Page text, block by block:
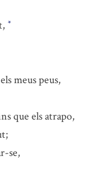
*
meus peus,
que els atrapo,
se,